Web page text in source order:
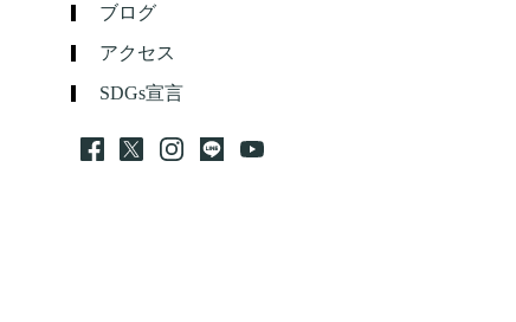
ブログ
アクセス
SDGs宣言